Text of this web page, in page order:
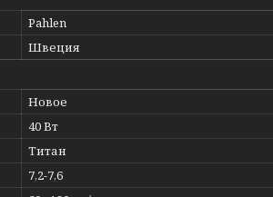
Pahlen
Швеция
Новое
40 Вт
Титан
7,2-7,6